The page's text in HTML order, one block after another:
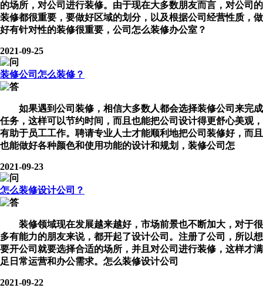
的场所，对公司进行装修。由于现在大多数朋友而言，对公司的
装修都很重要，要做好区域的划分，以及根据公司经营性质，做
好有针对性的装修很重要， 公司怎么装修办公室？
2021-09-25
装修公司怎么装修？
如果遇到公司装修，相信大多数人都会选择装修公司来完成
任务，这样可以节约时间，而且也能把公司设计得更舒心美观，
有助于员工工作。聘请专业人士才能顺利地把公司装修好，而且
也能做好各种颜色和使用功能的设计和规划， 装修公司怎
2021-09-23
怎么装修设计公司？
装修领域现在发展越来越好，市场前景也不断加大，对于很
多有能力的朋友来说，都开起了设计公司。注册了公司，所以想
要开公司就要选择合适的场所，并且对公司进行装修，这样才满
足日常运营和办公需求。 怎么装修设计公司
2021-09-22